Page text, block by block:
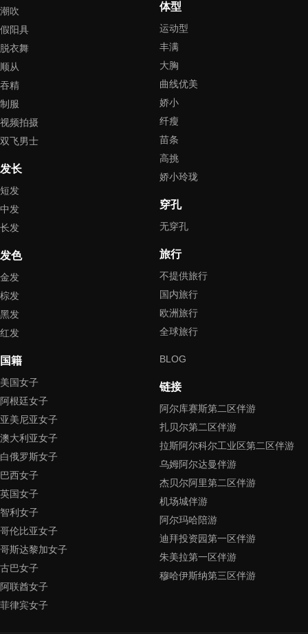
潮吹
假阳具
脱衣舞
顺从
吞精
制服
视频拍摄
双飞男士
发长
短发
中发
长发
发色
金发
棕发
黑发
红发
国籍
美国女子
阿根廷女子
亚美尼亚女子
澳大利亚女子
白俄罗斯女子
巴西女子
英国女子
智利女子
哥伦比亚女子
哥斯达黎加女子
古巴女子
阿联酋女子
菲律宾女子
体型
运动型
丰满
大胸
曲线优美
娇小
纤瘦
苗条
高挑
娇小玲珑
穿孔
无穿孔
旅行
不提供旅行
国内旅行
欧洲旅行
全球旅行
BLOG
链接
阿尔库赛斯第二区伴游
扎贝尔第二区伴游
拉斯阿尔科尔工业区第二区伴游
乌姆阿尔达曼伴游
杰贝尔阿里第二区伴游
机场城伴游
阿尔玛哈陪游
迪拜投资园第一区伴游
朱美拉第一区伴游
穆哈伊斯纳第三区伴游